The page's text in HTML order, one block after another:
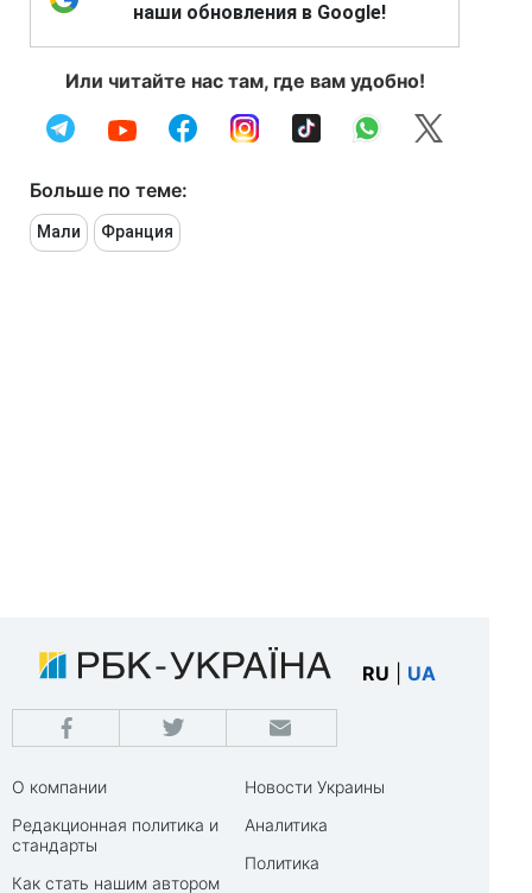
наши обновления в Google!
Или читайте нас там, где вам удобно!
Больше по теме:
Мали Франция
RU UA
О компании
Редакционная политика и
стандарты
Как стать нашим автором
Новости Украины
Аналитика
Политика